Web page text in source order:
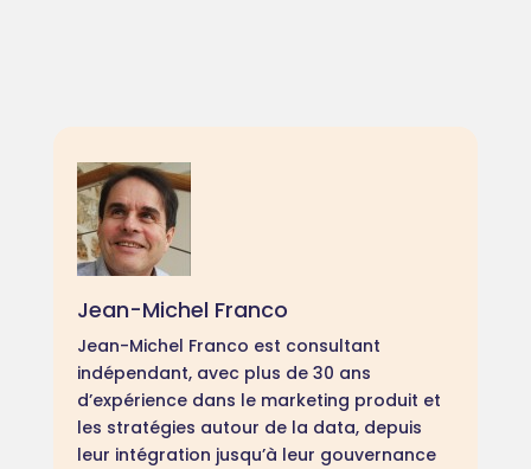
Jean-Michel Franco
Jean-Michel Franco est consultant
indépendant, avec plus de 30 ans
d’expérience dans le marketing produit et
les stratégies autour de la data, depuis
leur intégration jusqu’à leur gouvernance